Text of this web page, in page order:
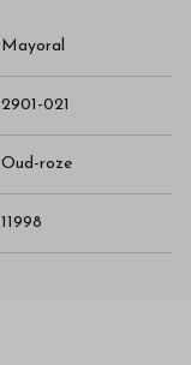
Mayoral
2901-021
Oud-roze
11998